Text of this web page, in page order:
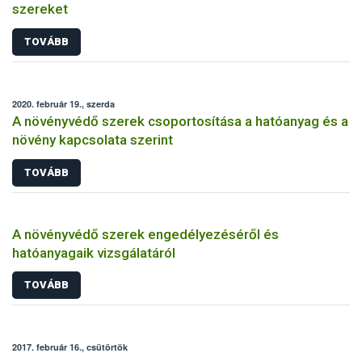
szereket
TOVÁBB
2020. február 19., szerda
A növényvédő szerek csoportosítása a hatóanyag és a
növény kapcsolata szerint
TOVÁBB
A növényvédő szerek engedélyezéséről és
hatóanyagaik vizsgálatáról
TOVÁBB
2017. február 16., csütörtök